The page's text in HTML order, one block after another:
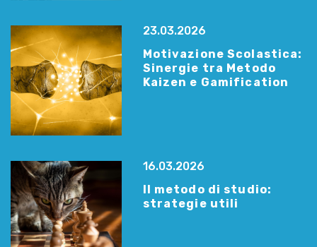
23.03.2026
Motivazione Scolastica:
Sinergie tra Metodo
Kaizen e Gamification
16.03.2026
Il metodo di studio:
strategie utili